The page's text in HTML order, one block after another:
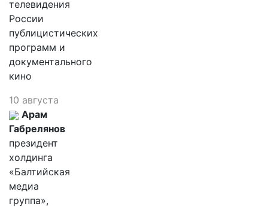
телевидения
России
публицистических
программ и
документального
кино
10 августа
Арам
Габрелянов
президент
холдинга
«Балтийская
медиа
группа»,